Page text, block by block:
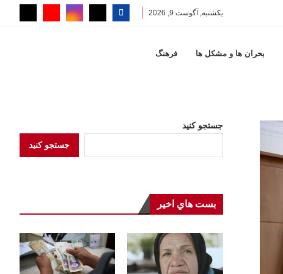
یکشنبه, آگوست 9, 2026
بحران ها و مشكل ها فرهنگ
جستجو کنید
جستجو کنید
بست هاي اخير